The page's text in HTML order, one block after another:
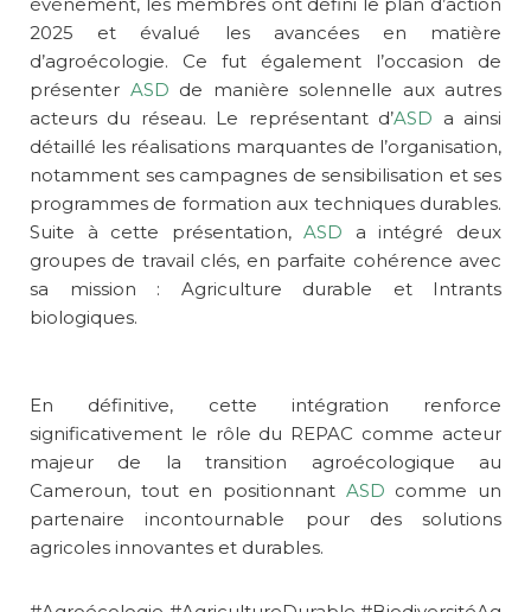
événement, les membres ont défini le plan d’action
2025 et évalué les avancées en matière
d’agroécologie. Ce fut également l’occasion de
présenter ASD de manière solennelle aux autres
acteurs du réseau. Le représentant d’ASD a ainsi
détaillé les réalisations marquantes de l’organisation,
notamment ses campagnes de sensibilisation et ses
programmes de formation aux techniques durables.
Suite à cette présentation,ASD a intégré deux
groupes de travail clés, en parfaite cohérence avec
sa mission : Agriculture durable et Intrants
biologiques.
En définitive, cette intégration renforce
significativement le rôle du REPAC comme acteur
majeur de la transition agroécologique au
Cameroun, tout en positionnant ASD comme un
partenaire incontournable pour des solutions
agricoles innovantes et durables.